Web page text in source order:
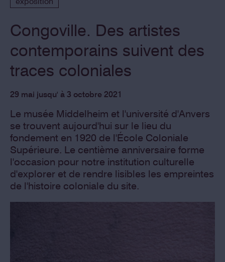
Congoville. Des artistes
contemporains suivent des
traces coloniales
29 mai jusqu' à 3 octobre 2021
Le musée Middelheim et l'université d'Anvers
se trouvent aujourd'hui sur le lieu du
fondement en 1920 de l'École Coloniale
Supérieure. Le centième anniversaire forme
l'occasion pour notre institution culturelle
d'explorer et de rendre lisibles les empreintes
de l'histoire coloniale du site.